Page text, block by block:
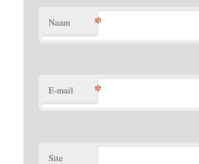
Naam *
E-mail *
Site